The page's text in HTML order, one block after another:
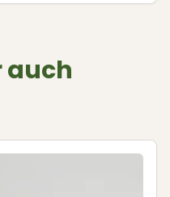
auch